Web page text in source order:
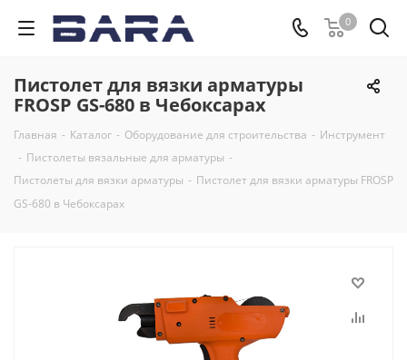
0
Пистолет для вязки арматуры
FROSP GS-680 в Чебоксарах
Главная - Каталог - Оборудование для строительства - Инструмент
- Пистолеты вязальные для арматуры -
Пистолеты для вязки арматуры - Пистолет для вязки арматуры FROSP
GS-680 в Чебоксарах